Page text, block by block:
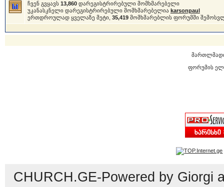
ჩვენ გვყავს 13,860დარეგისტრირებული მომხმარებელი
უკანასკნელი დარეგისტრირებული მომხმარებელია karsonpaul
ერთდროულად ყველაზე მეტი, 35,419მომხმარებლის ფორუმში
ფორუმის
CHURCH.GE-Powered by Giorgi